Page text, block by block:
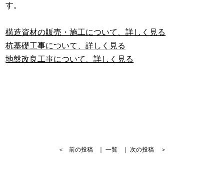
す。
構造資材の販売・施工について、詳しく見る
杭基礎工事について、詳しく見る
地盤改良工事について、詳しく見る
＜ 前の投稿 ｜ 一覧 ｜ 次の投稿 ＞